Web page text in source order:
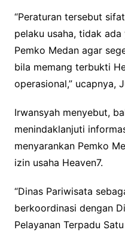
“Peraturan tersebut
pelaku usaha, tidak
Pemko Medan agar
bila memang terbukti
operasional,” ucapnya,
Irwansyah menyebut,
menindaklanjuti
menyarankan Pemko
izin usaha Heaven7.
“Dinas Pariwisata
berkoordinasi dengan
Pelayanan Terpadu